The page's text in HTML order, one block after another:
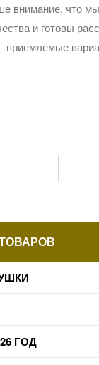
внимание, что мы
и готовы
приемлемые
ГОД